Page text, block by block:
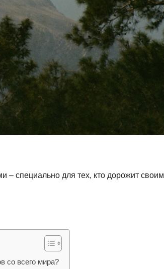
– специально для тех, кто дорожит своим
со всего мира?